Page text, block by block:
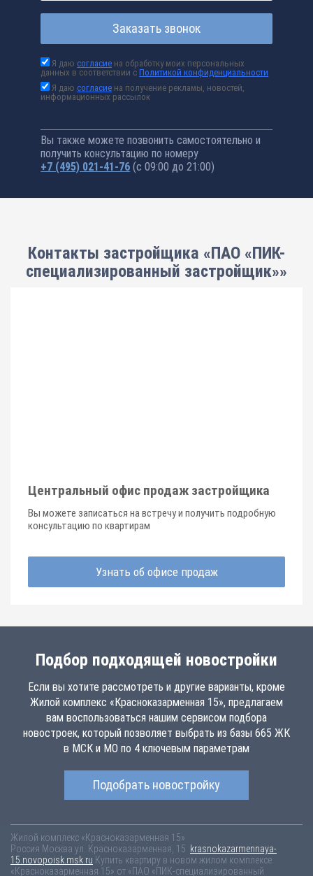
Заказать звонок
Я даюсогласие на обработку моих персональных
данных в соответствии сПолитикой конфиденциальности
Я даюсогласие на получение рекламы, новостей,
информационных рассылок
Вы также можете позвонить самостоятельно и
получить консультацию по номеру
+7 (495) 021-41-76 (с 09:00 до 21:00)
Контакты застройщика «ПАО «ПИК-
специализированный застройщик»»
Центральный офис продаж застройщика
Вы можете записаться на встречу и получить подробную
консультацию по квартирам
Узнать об офисе продаж
Подбор подходящей новостройки
Если вы хотите рассмотреть и другие варианты, кроме
Жилой комплекс «Красноказарменная 15», предлагаем
вам воспользоваться нашим сервисом подбора
новостроек, который позволяет выбрать из базы 665 ЖК
в МСК и МО по 4 ключевым параметрам
Подобрать новостройку
Жилой комплекс «Красноказарменная 15»
Россия Москва ул. Красноказарменная, 15 krasnokazarmennaya-
15.novopoisk.msk.ru Купить квартиру в новом жилом комплексе
«Красноказарменная 15» от «ПАО «ПИК-специализированный